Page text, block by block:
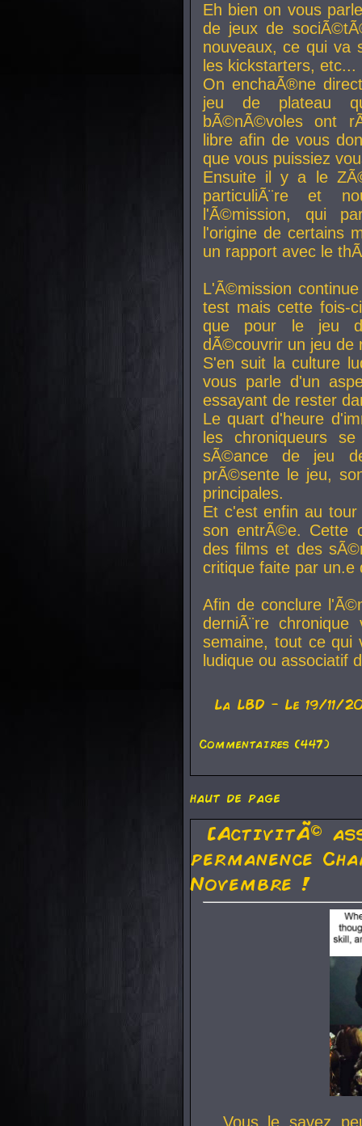
Eh bien on vous
de jeux de
nouveaux, ce qui va
les kickstarters, etc...
On enchaÃ®ne
jeu de plateau
bÃ©nÃ©voles ont
libre afin de vous
que vous puissiez
Ensuite il y a le
particuliÃ¨re et
l'Ã©mission, qui
l'origine de certains
un rapport avec le
L'Ã©mission
test mais cette fois-
que pour le jeu
dÃ©couvrir un jeu de
S'en suit la culture
vous parle d'un
essayant de rester
Le quart d'heure
les chroniqueurs
sÃ©ance de jeu
prÃ©sente le jeu,
principales.
Et c'est enfin au
son entrÃ©e. Cette
des films et des
critique faite par
Afin de conclure
derniÃ¨re
semaine, tout ce qui
ludique ou associatif
La LBD - Le 19/11/
Commentaires (447)
haut de page
[ActivitÃ©
permanence
Novembre !
Vous le savez